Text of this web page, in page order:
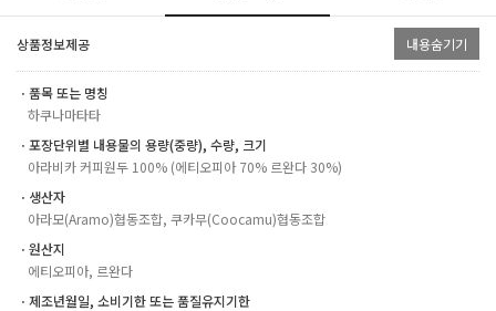
상품정보제공 내용숨기기
ㆍ품목 또는 명칭
하쿠나마타타
ㆍ포장단위별 내용물의 용량(중량), 수량, 크기
아라비카 커피원두 100% (에티오피아 70% 르완다 30%)
ㆍ생산자
아라모(Aramo)협동조합, 쿠카무(Coocamu)협동조합
ㆍ원산지
에티오피아, 르완다
ㆍ제조년월일, 소비기한 또는 품질유지기한